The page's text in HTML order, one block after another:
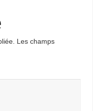
Les champs